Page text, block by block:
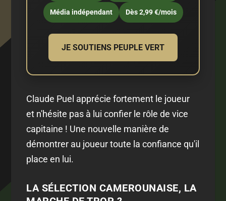
Média indépendant Dès 2,99 €/mois
JE SOUTIENS PEUPLE VERT
Claude Puel apprécie fortement le joueur
et n'hésite pas à lui confier le rôle de vice
capitaine ! Une nouvelle manière de
démontrer au joueur toute la confiance qu'il
place en lui.
LA SÉLECTION CAMEROUNAISE, LA